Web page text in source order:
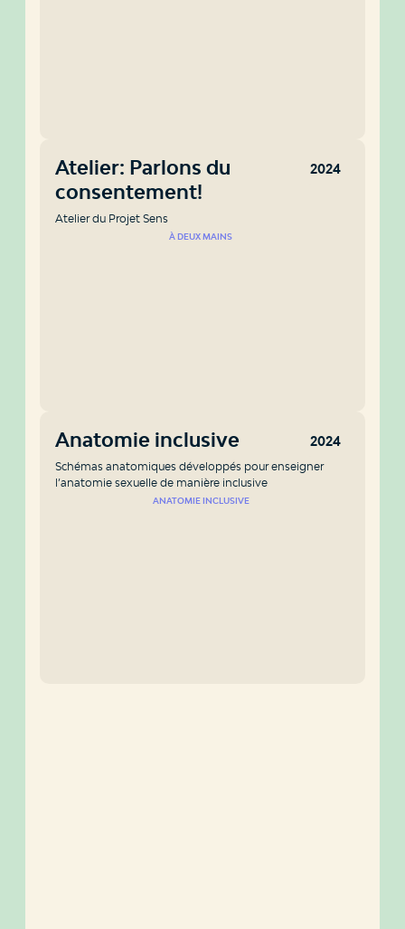
2024
Atelier: Parlons du
consentement!
Atelier du Projet Sens
À DEUX MAINS
2024
Anatomie inclusive
Schémas anatomiques développés pour enseigner
l’anatomie sexuelle de manière inclusive
ANATOMIE INCLUSIVE